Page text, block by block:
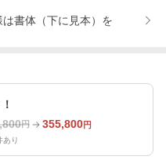
書体（下に見本）を
円 355,800円
あり